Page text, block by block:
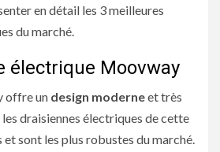
en détail les 3 meilleures
du marché.
électrique Moovway
offre un design moderneet très
draisiennes électriques de cette
sont les plus robustes du marché.